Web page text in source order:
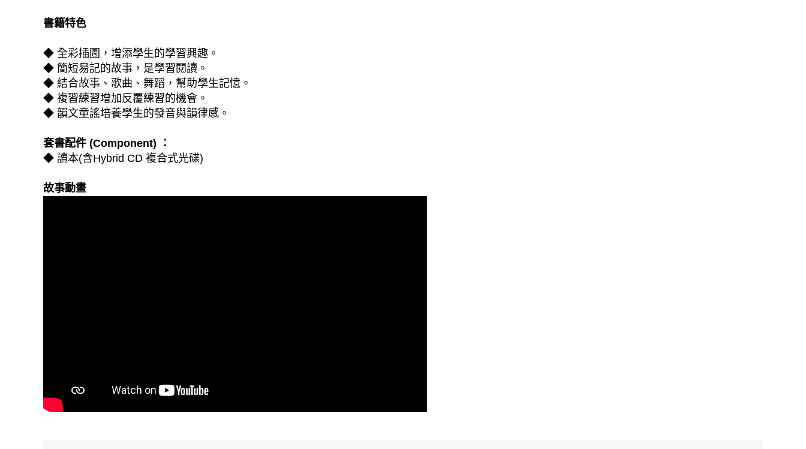
書籍特色
◆ 全彩插圖，增添學生的學習興趣。
◆ 簡短易記的故事，是學習閱讀。
◆ 結合故事、歌曲、舞蹈，幫助學生記憶。
◆ 複習練習增加反覆練習的機會。
◆ 韻文童謠培養學生的發音與韻律感。
套書配件 (Component) ：
◆ 讀本(含Hybrid CD 複合式光碟)
故事動畫